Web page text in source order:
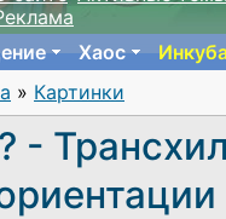
Хаос
» Картинки
-